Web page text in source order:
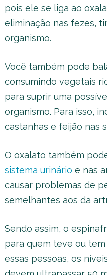
pois ele se liga ao
eliminação nas fezes,
organismo.
Você também pode
consumindo vegetais
para suprir uma
organismo. Para isso,
castanhas e feijão nas
O oxalato também
sistema urinário e nas
causar problemas de
semelhantes aos da
Sendo assim, o
para quem teve ou
essas pessoas, os